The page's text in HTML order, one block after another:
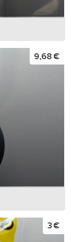
9,68 €
3 €